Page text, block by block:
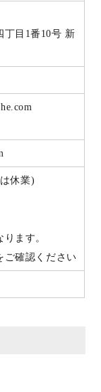
丁目1番10号 新
休業)
ます。
ご確認ください